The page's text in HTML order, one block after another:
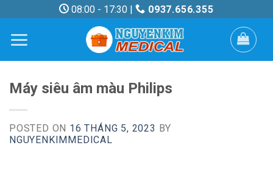
content
08:00 - 17:30 | 0937.656.355
Máy siêu âm màu Philips
POSTED ON 16 THÁNG 5, 2023 BY
NGUYENKIMMEDICAL